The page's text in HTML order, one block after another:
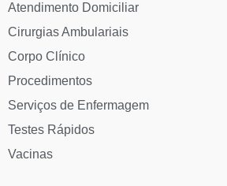
Atendimento Domiciliar
Cirurgias Ambulariais
Corpo Clínico
Procedimentos
Serviços de Enfermagem
Testes Rápidos
Vacinas